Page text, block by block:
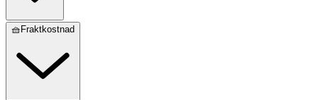
🧺Fraktkostnad